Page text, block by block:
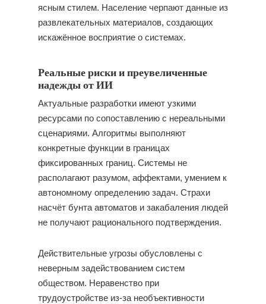
ясным стилем. Население черпают данные из
развлекательных материалов, создающих
искажённое восприятие о системах.
Реальные риски и преувеличенные
надежды от ИИ
Актуальные разработки имеют узкими
ресурсами по сопоставлению с нереальными
сценариями. Алгоритмы выполняют
конкретные функции в границах
фиксированных границ. Системы не
располагают разумом, аффектами, умением к
автономному определению задач. Страхи
насчёт бунта автоматов и закабаления людей
не получают рационального подтверждения.
Действительные угрозы обусловлены с
неверным задействованием систем
обществом. Неравенство при
трудоустройстве из-за необъективности